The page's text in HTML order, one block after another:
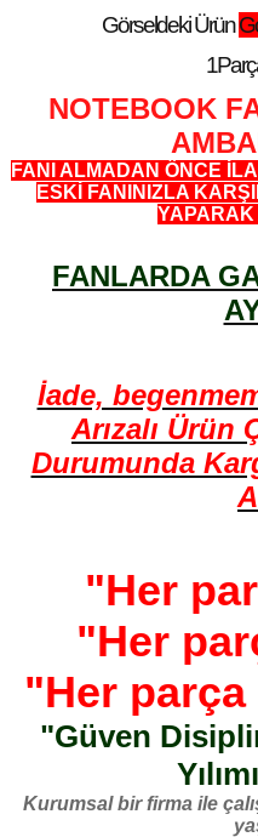
Görseldeki Ürün
NOTEBOOK
FANI ALMADAN ÖNCE
ESKİ FANINIZLA
YAPARAK
FANLARDA
İade,
Arızalı Ürün
Durumunda
"Her
"Her
"Her
"Güven
Kurumsal bir firma ile